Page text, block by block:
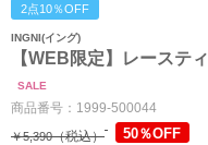
2点10％OFF
INGNI(イング)
【WEB限定】レーステ
SALE
商品番号： 1999-500044
￥5,390（税込） 50％OFF